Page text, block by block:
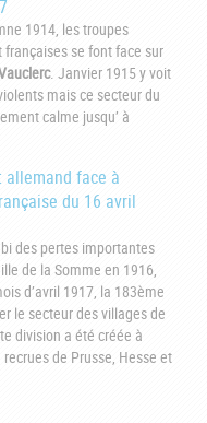
1914, les troupes
françaises se font face sur
. Janvier 1915 y voit
mais ce secteur du
calme jusqu’ à
allemand face à
du 16 avril
des pertes importantes
de la Somme en 1916,
d’avril 1917, la 183ème
le secteur des villages de
division a été créée à
de Prusse, Hesse et